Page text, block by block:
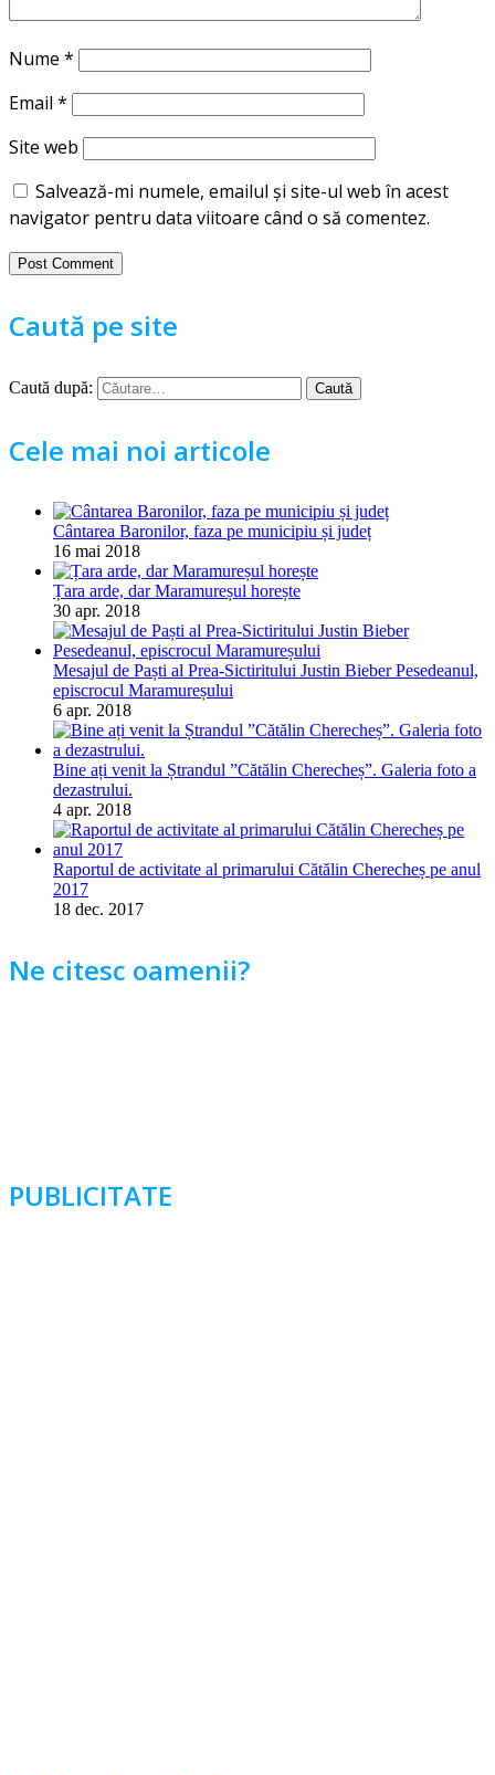
Nume *
Email *
Site web
Salvează-mi numele, emailul și site-ul web în acest
navigator pentru data viitoare când o să comentez.
Caută pe site
Caută după:
Cele mai noi articole
Cântarea Baronilor, faza pe municipiu și județ
16 mai 2018
Țara arde, dar Maramureșul horește
30 apr. 2018
Mesajul de Paști al Prea-Sictiritului Justin Bieber Pesedeanul,
episcrocul Maramureșului
6 apr. 2018
Bine ați venit la Ștrandul ”Cătălin Cherecheș”. Galeria foto a
dezastrului.
4 apr. 2018
Raportul de activitate al primarului Cătălin Cherecheș pe anul
2017
18 dec. 2017
Ne citesc oamenii?
PUBLICITATE